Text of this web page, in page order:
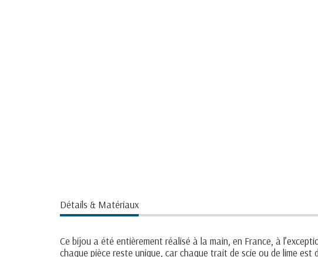
Détails & Matériaux
Ce bijou a été entièrement réalisé à la main, en France, à
chaque pièce reste unique, car chaque trait de scie ou de lime